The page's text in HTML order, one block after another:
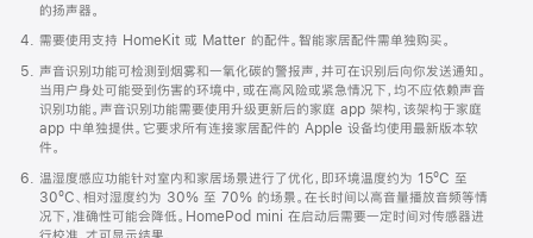
的扬声器。
需要使用支持 HomeKit 或 Matter 的配件。智能家居配件需单独购买。
声音识别功能可检测到烟雾和一氧化碳的警报声，并可在识别后向你发送通知。
当用户身处可能受到伤害的环境中，或在高风险或紧急情况下，均不应依赖声音
识别功能。声音识别功能需要使用升级更新后的家庭 app 架构，该架构于家庭
app 中单独提供。它要求所有连接家居配件的 Apple 设备均使用最新版本软
件。
温湿度感应功能针对室内和家居场景进行了优化，即环境温度约为 15ºC 至
30ºC、相对湿度约为 30% 至 70% 的场景。在长时间以高音量播放音频等情
况下，准确性可能会降低。HomePod mini 在启动后需要一定时间对传感器进
行校准，才可显示结果。